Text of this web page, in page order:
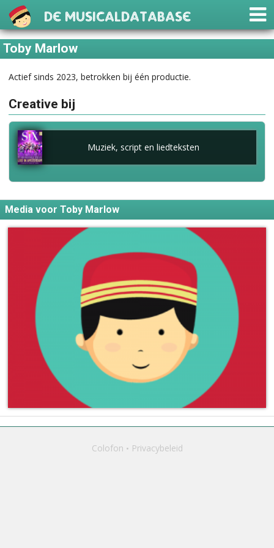
De Musicaldatabase
Toby Marlow
Actief sinds 2023, betrokken bij één productie.
Creative bij
Muziek, script en liedteksten
Media voor Toby Marlow
Colofon Privacybeleid